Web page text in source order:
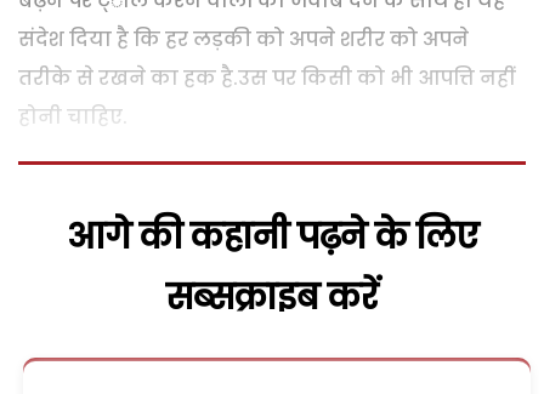
संदेश दिया है कि हर लड़की को अपने शरीर को अपने
तरीके से रखने का हक है.उस पर किसी को भी आपत्ति नहीं
होनी चाहिए.
आगे की कहानी पढ़ने के लिए
सब्सक्राइब करें